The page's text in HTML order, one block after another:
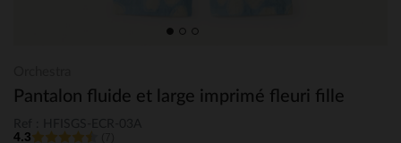
Pantalon fluide et large imprimé fleuri fille
4.3